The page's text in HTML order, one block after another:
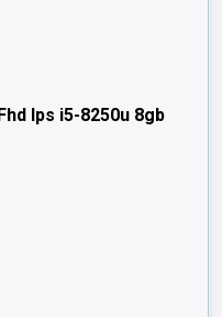
Ips i5-8250u 8gb